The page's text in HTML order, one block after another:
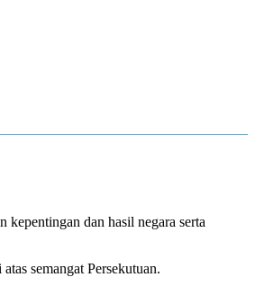
dan hasil negara serta
semangat Persekutuan.